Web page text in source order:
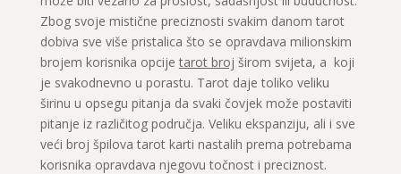
Zbog svoje mistične preciznosti svakim danom tarot
dobiva sve više pristalica što se opravdava milionskim
brojem korisnika opcije tarot broj širom svijeta, a koji
je svakodnevno u porastu. Tarot daje toliko veliku
širinu u opsegu pitanja da svaki čovjek može postaviti
pitanje iz različitog područja. Veliku ekspanziju, ali i sve
veći broj špilova tarot karti nastalih prema potrebama
korisnika opravdava njegovu točnost i preciznost.